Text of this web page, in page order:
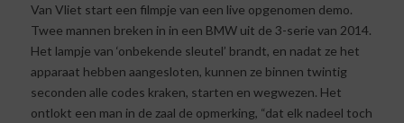
Van Vliet start een filmpje van een live opgenomen demo.
Twee mannen breken in in een BMW uit de 3-serie van 2014.
Het lampje van ‘onbekende sleutel’ brandt, en nadat ze het
apparaat hebben aangesloten, kunnen ze binnen twintig
seconden alle codes kraken, starten en wegwezen. Het
ontlokt een man in de zaal de opmerking, “dat elk nadeel toch